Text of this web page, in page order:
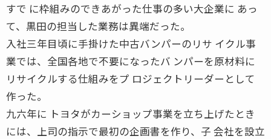
すで に枠組みのできあがった仕事の多い大企業に あっ
て、黒田の担当した業務は異端だった。
入社三年目頃に手掛けた中古バンパーのリサ イクル事
業では、全国各地で不要になったバ ンパーを原材料に
リサイクルする仕組みをプ ロジェクトリーダーとして
作った。
九六年に トヨタがカーショップ事業を立ち上げたとき
には、上司の指示で最初の企画書を作り、子 会社を設立